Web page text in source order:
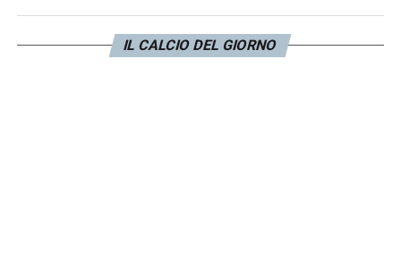
IL CALCIO DEL GIORNO